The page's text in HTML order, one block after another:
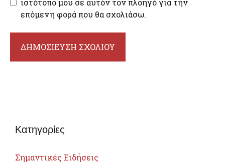
ιστότοπο μου σε αυτόν τον πλοηγό για την
επόμενη φορά που θα σχολιάσω.
Κατηγορίες
Σημαντικές Ειδήσεις